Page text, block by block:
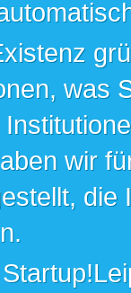
was
wir